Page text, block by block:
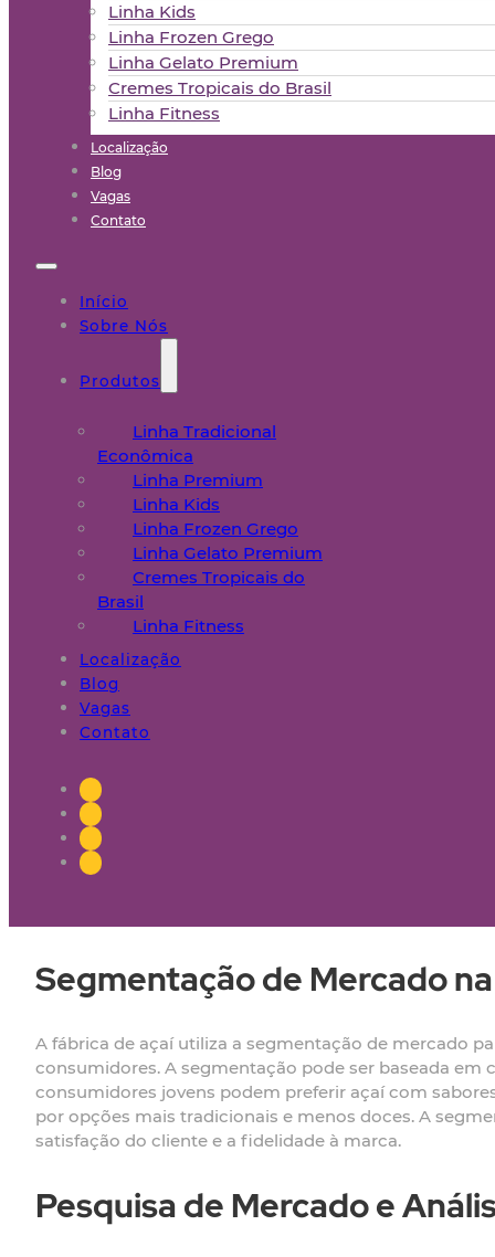
Linha Kids
Linha Frozen Grego
Linha Gelato Premium
Cremes Tropicais do Brasil
Linha Fitness
Localização
Blog
Vagas
Contato
Início
Sobre Nós
Produtos
Linha Tradicional
Econômica
Linha Premium
Linha Kids
Linha Frozen Grego
Linha Gelato Premium
Cremes Tropicais do
Brasil
Linha Fitness
Localização
Blog
Vagas
Contato
Segmentação de Mercado
A fábrica de açaí utiliza a segmentação de mercado
consumidores. A segmentação pode ser baseada
consumidores jovens podem preferir açaí com
por opções mais tradicionais e menos doces. A
satisfação do cliente e a fidelidade à marca.
Pesquisa de Mercado e